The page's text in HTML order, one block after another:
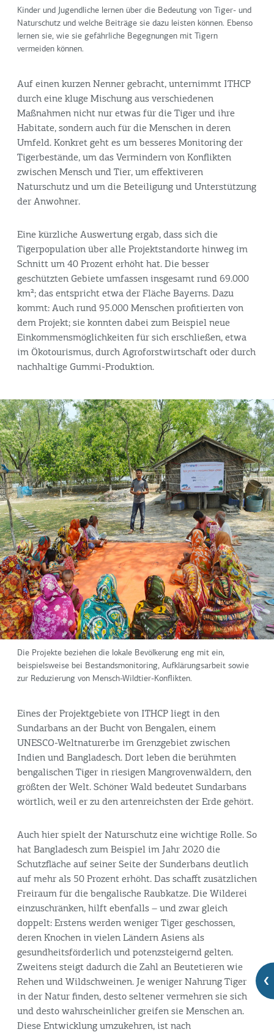
Kinder und Jugendliche lernen über die Bedeutung von Tiger- und
Naturschutz und welche Beiträge sie dazu leisten können. Ebenso
lernen sie, wie sie gefährliche Begegnungen mit Tigern
vermeiden können.
Auf einen kurzen Nenner gebracht, unternimmt ITHCP
durch eine kluge Mischung aus verschiedenen
Maßnahmen nicht nur etwas für die Tiger und ihre
Habitate, sondern auch für die Menschen in deren
Umfeld. Konkret geht es um besseres Monitoring der
Tigerbestände, um das Vermindern von Konflikten
zwischen Mensch und Tier, um effektiveren
Naturschutz und um die Beteiligung und Unterstützung
der Anwohner.
Eine kürzliche Auswertung ergab, dass sich die
Tigerpopulation über alle Projektstandorte hinweg im
Schnitt um 40 Prozent erhöht hat. Die besser
geschützten Gebiete umfassen insgesamt rund 69.000
km²; das entspricht etwa der Fläche Bayerns. Dazu
kommt: Auch rund 95.000 Menschen profitierten von
dem Projekt; sie konnten dabei zum Beispiel neue
Einkommensmöglichkeiten für sich erschließen, etwa
im Ökotourismus, durch Agroforstwirtschaft oder durch
nachhaltige Gummi-Produktion.
Die Projekte beziehen die lokale Bevölkerung eng mit ein,
beispielsweise bei Bestandsmonitoring, Aufklärungsarbeit sowie
zur Reduzierung von Mensch-Wildtier-Konflikten.
Eines der Projektgebiete von ITHCP liegt in den
Sundarbans an der Bucht von Bengalen, einem
UNESCO-Weltnaturerbe im Grenzgebiet zwischen
Indien und Bangladesch. Dort leben die berühmten
bengalischen Tiger in riesigen Mangrovenwäldern, den
größten der Welt. Schöner Wald bedeutet Sundarbans
wörtlich, weil er zu den artenreichsten der Erde gehört.
Auch hier spielt der Naturschutz eine wichtige Rolle. So
hat Bangladesch zum Beispiel im Jahr 2020 die
Schutzfläche auf seiner Seite der Sunderbans deutlich
auf mehr als 50 Prozent erhöht. Das schafft zusätzlichen
Freiraum für die bengalische Raubkatze. Die Wilderei
einzuschränken, hilft ebenfalls – und zwar gleich
doppelt: Erstens werden weniger Tiger geschossen,
deren Knochen in vielen Ländern Asiens als
gesundheitsförderlich und potenzsteigernd gelten.
Zweitens steigt dadurch die Zahl an Beutetieren wie
Rehen und Wildschweinen. Je weniger Nahrung Tiger
in der Natur finden, desto seltener vermehren sie sich
und desto wahrscheinlicher greifen sie Menschen an.
Diese Entwicklung umzukehren, ist nach